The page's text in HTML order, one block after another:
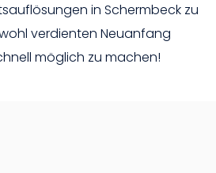
in Schermbeck zu
verdienten Neuanfang
möglich zu machen!